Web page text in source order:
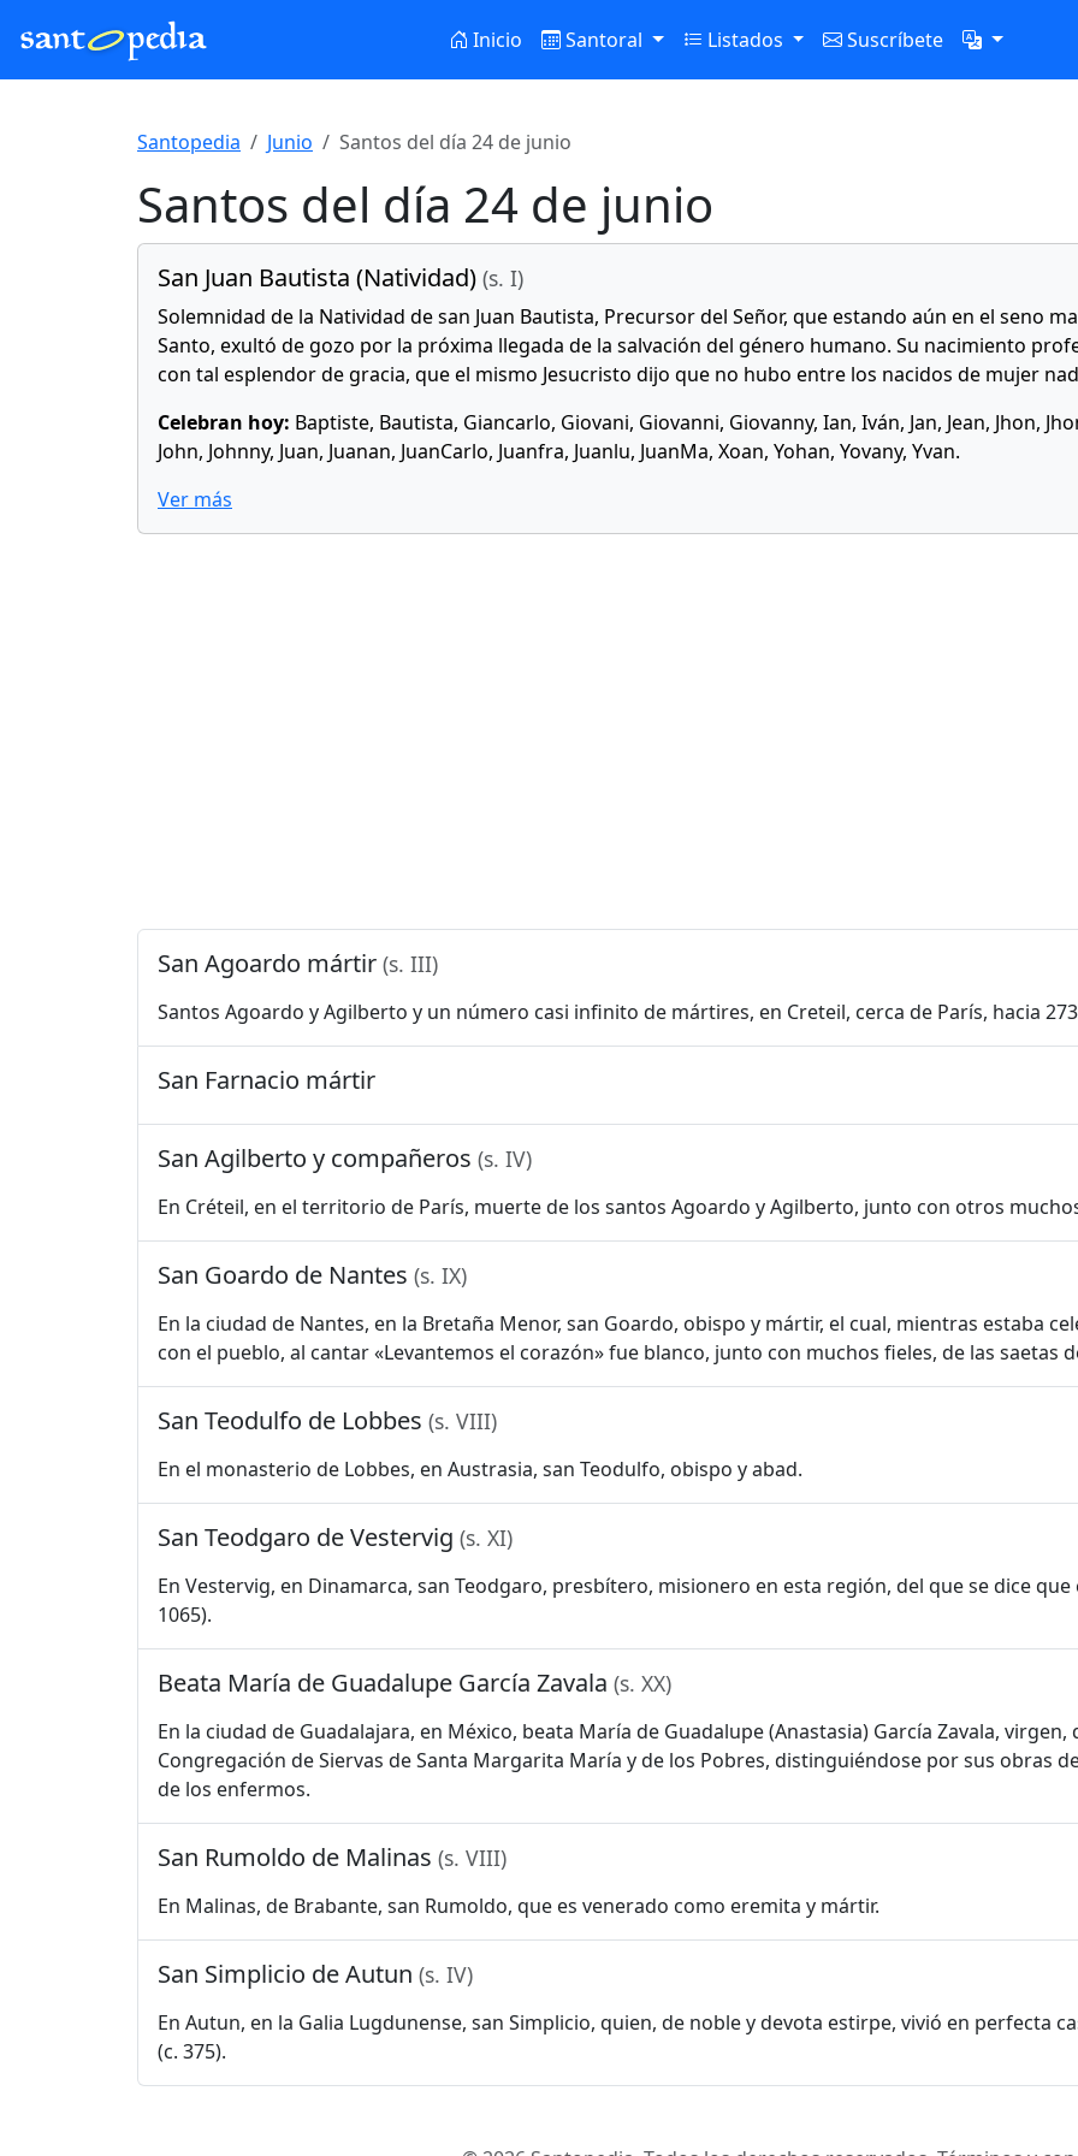
Inicio Santoral Listados Suscríbete
Santopedia Junio Santos del día 24 de junio
Santos del día 24 de junio
San Juan Bautista (Natividad) (s. I)
Solemnidad de la Natividad de san Juan Bautista, Precursor del Señor, que estando aún en el seno
Santo, exultó de gozo por la próxima llegada de la salvación del género humano. Su nacimiento
con tal esplendor de gracia, que el mismo Jesucristo dijo que no hubo entre los nacidos de mujer
Celebran hoy: Baptiste, Bautista, Giancarlo, Giovani, Giovanni, Giovanny, Ian, Iván, Jan, Jean, Jhon,
John, Johnny, Juan, Juanan, JuanCarlo, Juanfra, Juanlu, JuanMa, Xoan, Yohan, Yovany, Yvan.
Ver más
San Agoardo mártir (s. III)
Santos Agoardo y Agilberto y un número casi infinito de mártires, en Creteil, cerca de París, hacia
San Farnacio mártir
San Agilberto y compañeros (s. IV)
En Créteil, en el territorio de París, muerte de los santos Agoardo y Agilberto, junto con otros
San Goardo de Nantes (s. IX)
En la ciudad de Nantes, en la Bretaña Menor, san Goardo, obispo y mártir, el cual, mientras estaba
con el pueblo, al cantar «Levantemos el corazón» fue blanco, junto con muchos fieles, de las saetas
San Teodulfo de Lobbes (s. VIII)
En el monasterio de Lobbes, en Austrasia, san Teodulfo, obispo y abad.
San Teodgaro de Vestervig (s. XI)
En Vestervig, en Dinamarca, san Teodgaro, presbítero, misionero en esta región, del que se dice
1065).
Beata María de Guadalupe García Zavala (s. XX)
En la ciudad de Guadalajara, en México, beata María de Guadalupe (Anastasia) García Zavala,
Congregación de Siervas de Santa Margarita María y de los Pobres, distinguiéndose por sus obras
de los enfermos.
San Rumoldo de Malinas (s. VIII)
En Malinas, de Brabante, san Rumoldo, que es venerado como eremita y mártir.
San Simplicio de Autun (s. IV)
En Autun, en la Galia Lugdunense, san Simplicio, quien, de noble y devota estirpe, vivió en perfecta
(c. 375).